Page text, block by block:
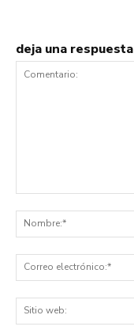
deja una respuesta